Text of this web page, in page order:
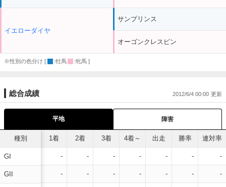
イエローダイヤ
サンプリンス
オーゴンクレスピン
※性別の色分け [ :牡馬 :牝馬 ]
総合成績 2012/6/4 00:00
平地 障害
種別
GI
GII
1着 2着 3着 4着～ 出走 勝率 連対率
- - - - - - -
- - - - - - -